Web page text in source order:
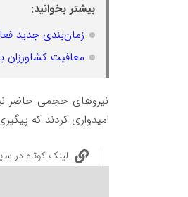
بیشتر بخوانید:
زمان‌بندی جدید فعالیت‌های موسسه
معافیت کشاورزان
نیروهای حجمی حاضر
امیدواری کردند که
لینک کوتاه در